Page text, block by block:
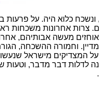
כלוא היה. על פרעות
אחרונות משכחות
מעשה אבותיהם,
מדיין. וחמורה ההשכחה,
המצדיקים מישראל שנעשו
לדלות דבר מדבר,